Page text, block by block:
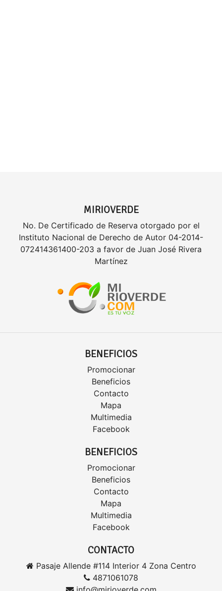
MIRIOVERDE
No. De Certificado de Reserva otorgado por el
Instituto Nacional de Derecho de Autor 04-2014-
072414361400-203 a favor de Juan José Rivera
Martínez
BENEFICIOS
Promocionar
Beneficios
Contacto
Mapa
Multimedia
Facebook
BENEFICIOS
Promocionar
Beneficios
Contacto
Mapa
Multimedia
Facebook
CONTACTO
Pasaje Allende #114 Interior 4 Zona Centro
4871061078